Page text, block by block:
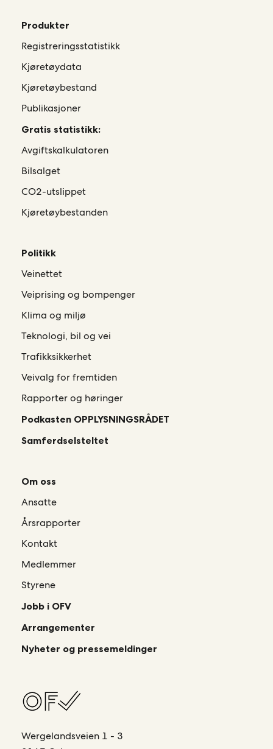
Produkter
Registreringsstatistikk
Kjøretøydata
Kjøretøybestand
Publikasjoner
Gratis statistikk:
Avgiftskalkulatoren
Bilsalget
CO2-utslippet
Kjøretøybestanden
Politikk
Veinettet
Veiprising og bompenger
Klima og miljø
Teknologi, bil og vei
Trafikksikkerhet
Veivalg for fremtiden
Rapporter og høringer
Podkasten OPPLYSNINGSRÅDET
Samferdselsteltet
Om oss
Ansatte
Årsrapporter
Kontakt
Medlemmer
Styrene
Jobb i OFV
Arrangementer
Nyheter og pressemeldinger
Wergelandsveien 1 - 3